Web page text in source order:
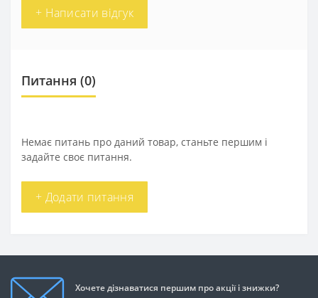
+ Написати відгук
Питання (0)
Немає питань про даний товар, станьте першим і
задайте своє питання.
+ Додати питання
Хочете дізнаватися першим про акції і знижки?